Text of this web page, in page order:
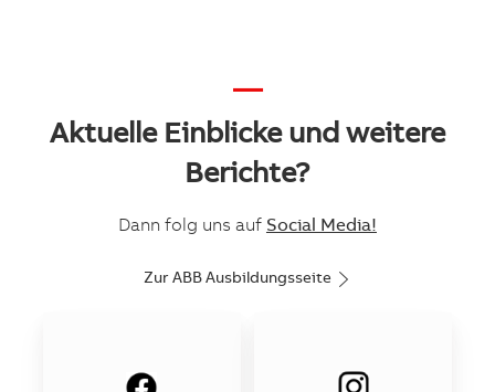
—
Aktuelle Einblicke und weitere
Berichte?
Dann folg uns auf Social Media!
Zur ABB Ausbildungsseite